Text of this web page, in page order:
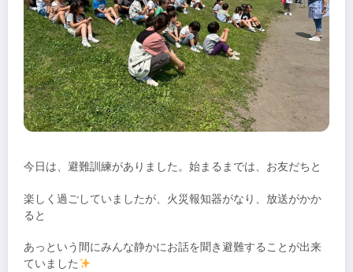
今日は、避難訓練がありました。始まるまでは、お友だちと
楽しく過ごしていましたが、火災報知器がなり、放送がかか
ると
あっという間にみんな静かにお話を聞き避難することが出来
ていました